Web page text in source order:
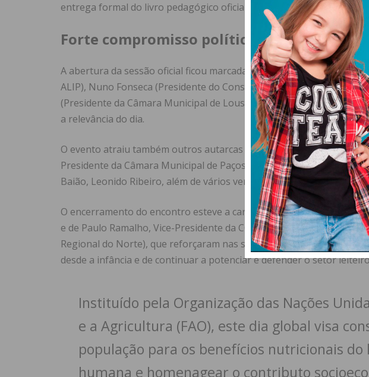
entrega formal do livro pedagógico oficial do “Ciclo do Leite” a todas
Forte compromisso político e institucional
A abertura da sessão oficial ficou marcada pelas intervenções de
ALIP), Nuno Fonseca (Presidente do Conselho Intermunicipal da CIM
(Presidente da Câmara Municipal de Lousada), que deram as boas-
a relevância do dia.
O evento atraiu também outros autarcas e dirigentes da região,
Presidente da Câmara Municipal de Paços de Ferreira, Paulo
Baião, Leonido Ribeiro, além de vários vereadores da Educação e
O encerramento do encontro esteve a cargo de José Marques,
e de Paulo Ramalho, Vice-Presidente da CCDR-NORTE (Comissão
Regional do Norte), que reforçaram nas suas mensagens a
desde a infância e de continuar a potenciar e defender o setor
Instituído pela Organização das Nações
e a Agricultura (FAO), este dia global visa
população para os benefícios nutricionais do
humana e homenagear o contributo